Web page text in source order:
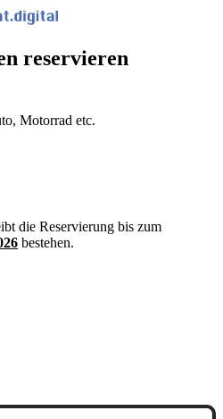
reservieren
Motorrad etc.
die Reservierung bis zum
bestehen.